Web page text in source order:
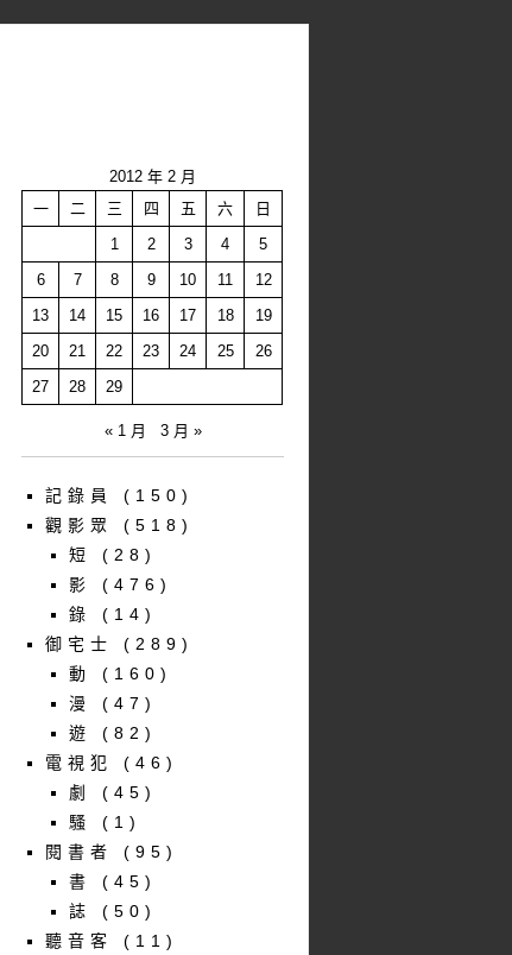
2012 年 2 月
一
二 三 四 五 六
日
1
2 3 4
5
6
7 8 9 10 11
12
13
14 15 16 17 18
19
20
21 22 23 24 25
26
27
28 29
« 1 月 3 月 »
記錄員
(150)
觀影眾
(518)
短
(28)
影
(476)
錄
(14)
御宅士
(289)
動
(160)
漫
(47)
遊
(82)
電視犯
(46)
劇
(45)
騷
(1)
閱書者
(95)
書
(45)
誌
(50)
聽音客
(11)